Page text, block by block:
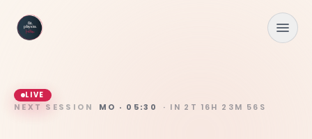
LIVE
NEXT SESSION MO · 05:30 · IN 2T 16H 23M 55S